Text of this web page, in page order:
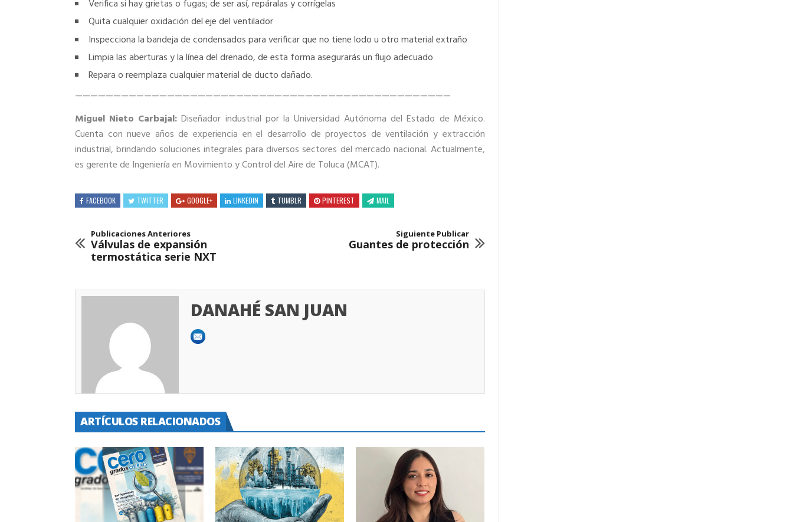
Verifica si hay grietas o fugas; de ser así, repáralas y corrígelas
Quita cualquier oxidación del eje del ventilador
Inspecciona la bandeja de condensados para verificar que no tiene lodo u otro material extraño
Limpia las aberturas y la línea del drenado, de esta forma asegurarás un flujo adecuado
Repara o reemplaza cualquier material de ducto dañado.
—————————————————————————————————————————————————
Miguel Nieto Carbajal:Diseñador industrial por la Universidad Autónoma del Estado de México.
Cuenta con nueve años de experiencia en el desarrollo de proyectos de ventilación y extracción
industrial, brindando soluciones integrales para diversos sectores del mercado nacional. Actualmente,
es gerente de Ingeniería en Movimiento y Control del Aire de Toluca (MCAT).
FACEBOOK TWITTER GOOGLE+ LINKEDIN TUMBLR PINTEREST MAIL
Publicaciones Anteriores
Válvulas de expansión
termostática serie NXT
Siguiente Publicar
Guantes de protección
DANAHÉ SAN JUAN
ARTÍCULOS RELACIONADOS